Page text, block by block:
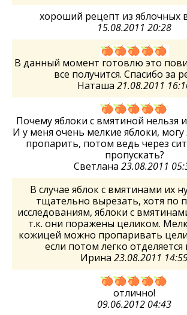
хороший рецепт из яблочных
15.08.2011 20:28
В данный момент готовлю это
все получится. Спасибо за
Наташа 21.08.2011
Почему яблоки с вмятиной нельзя
И у меня очень мелкие яблоки, могу
пропарить, потом ведь через
пропускать?
Светлана 23.08.2011
В случае яблок с вмятинами их
тщательно вырезать, хотя по
исследованиям, яблоки с
т.к. они поражены целиком.
кожицей можно пропаривать
если потом легко
Ирина 23.08.2011
отлично!
09.06.2012 04:43